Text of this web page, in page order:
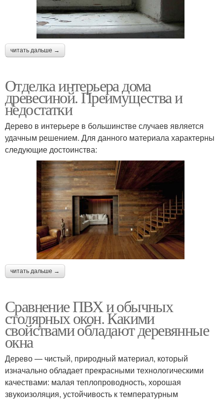
читать дальше →
Отделка интерьера дома
древесиной. Преимущества и
недостатки
Дерево в интерьере в большинстве случаев является
удачным решением. Для данного материала характерны
следующие достоинства:
читать дальше →
Сравнение ПВХ и обычных
столярных окон. Какими
свойствами обладают деревянные
окна
Дерево — чистый, природный материал, который
изначально обладает прекрасными технологическими
качествами: малая теплопроводность, хорошая
звукоизоляция, устойчивость к температурным